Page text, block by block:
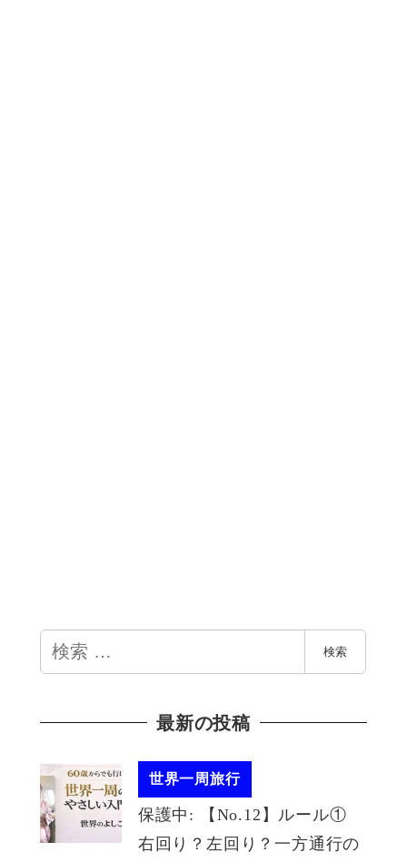
検
索
検索
最新の投稿
世界一周旅行
保護中: 【No.12】ルール①
右回り？左回り？一方通行の